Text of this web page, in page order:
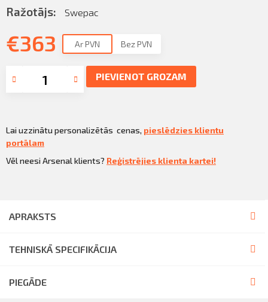
KLIENTU PORTĀLS
KĻŪT PAR KLIENTU
Ražotājs: Swepac
€363 Ar PVN Bez PVN
PIEVIENOT GROZAM
Lai uzzinātu personalizētās cenas, pieslēdzies klientu
portālam
Vēl neesi Arsenal klients? Reģistrējies klienta kartei!
APRAKSTS
TEHNISKĀ SPECIFIKĀCIJA
PIEGĀDE